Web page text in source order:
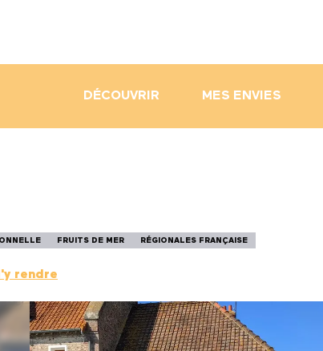
DÉCOUVRIR MES ENVIES
FRUITS DE MER RÉGIONALES FRANÇAISE
rendre